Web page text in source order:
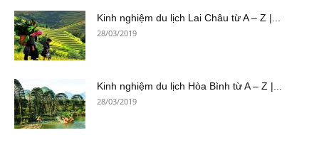
Kinh nghiệm du lịch Lai Châu từ A – Z |...
28/03/2019
Kinh nghiệm du lịch Hòa Bình từ A – Z |...
28/03/2019